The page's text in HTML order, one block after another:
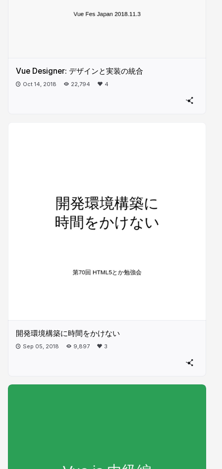
Vue Designer: デザインと実装の統合
Oct 14, 2018 22,794 4
開発環境構築に時間をかけない
Sep 05, 2018 9,897 3